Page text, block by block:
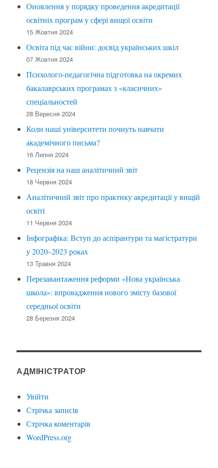
Оновлення у порядку проведення акредитації
освітніх програм у сфері вищої освіти
15 Жовтня 2024
Освіта під час війни: досвід українських шкіл
07 Жовтня 2024
Психолого-педагогічна підготовка на окремих
бакалаврських програмах з «класичних»
спеціальностей
28 Вересня 2024
Коли наші університети почнуть навчати
академічного письма?
16 Липня 2024
Рецензія на наш аналітичний звіт
18 Червня 2024
Аналітичний звіт про практику акредитації у вищій
освіті
11 Червня 2024
Інфографіка: Вступ до аспірантури та магістратури
у 2020–2023 роках
13 Травня 2024
Перезавантаження реформи «Нова українська
школа»: впровадження нового змісту базової
середньої освіти
28 Березня 2024
АДМІНІСТРАТОР
Увійти
Стрічка записів
Стрічка коментарів
WordPress.org